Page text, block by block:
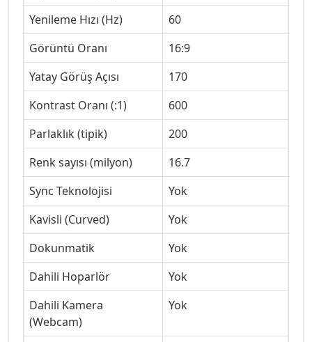
Yenileme Hızı (Hz)
60
Görüntü Oranı
16:9
Yatay Görüş Açısı
170
Kontrast Oranı (:1)
600
Parlaklık (tipik)
200
Renk sayısı (milyon)
16.7
Sync Teknolojisi
Yok
Kavisli (Curved)
Yok
Dokunmatik
Yok
Dahili Hoparlör
Yok
Dahili Kamera
(Webcam)
Yok